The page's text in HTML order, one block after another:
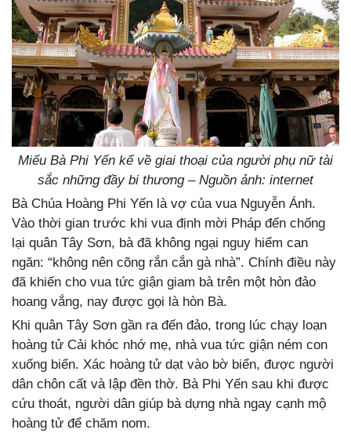
Miếu Bà Phi Yến kể về giai thoại của người phụ nữ tài
sắc những đầy bi thương – Nguồn ảnh: internet
Bà Chúa Hoàng Phi Yến là vợ của vua Nguyễn Ánh.
Vào thời gian trước khi vua định mời Pháp đến chống
lại quân Tây Sơn, bà đã không ngại nguy hiểm can
ngăn: “không nên cõng rắn cắn gà nhà”. Chính điều này
đã khiến cho vua tức giận giam bà trên một hòn đảo
hoang vắng, nay được gọi là hòn Bà.
Khi quân Tây Sơn gần ra đến đảo, trong lúc chạy loạn
hoàng tử Cải khóc nhớ mẹ, nhà vua tức giận ném con
xuống biển. Xác hoàng tử dạt vào bờ biển, được người
dân chôn cất và lập đền thờ. Bà Phi Yến sau khi được
cứu thoát, người dân giúp bà dựng nhà ngay cạnh mộ
hoàng tử để chăm nom.